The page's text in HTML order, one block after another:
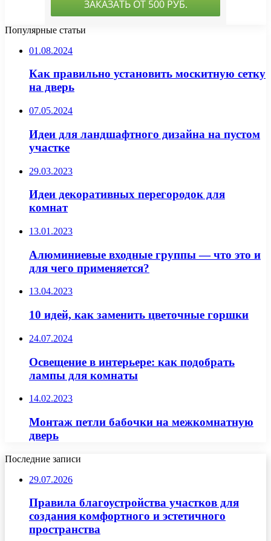
Популярные статьи
01.08.2024
Как правильно установить москитную сетку
на дверь
07.05.2024
Идеи для ландшафтного дизайна на пустом
участке
29.03.2023
Идеи декоративных перегородок для
комнат
13.01.2023
Алюминиевые входные группы — что это и
для чего применяется?
13.04.2023
10 идей, как заменить цветочные горшки
24.07.2024
Освещение в интерьере: как подобрать
лампы для комнаты
14.02.2023
Монтаж петли бабочки на межкомнатную
дверь
Последние записи
29.07.2026
Правила благоустройства участков для
создания комфортного и эстетичного
пространства